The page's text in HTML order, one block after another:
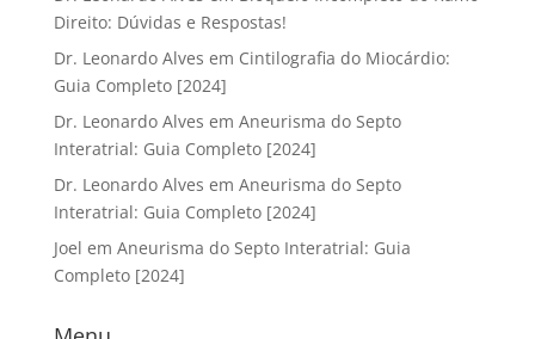
Direito: Dúvidas e Respostas!
Dr. Leonardo Alves em Cintilografia do Miocárdio:
Guia Completo [2024]
Dr. Leonardo Alves em Aneurisma do Septo
Interatrial: Guia Completo [2024]
Dr. Leonardo Alves em Aneurisma do Septo
Interatrial: Guia Completo [2024]
Joel em Aneurisma do Septo Interatrial: Guia
Completo [2024]